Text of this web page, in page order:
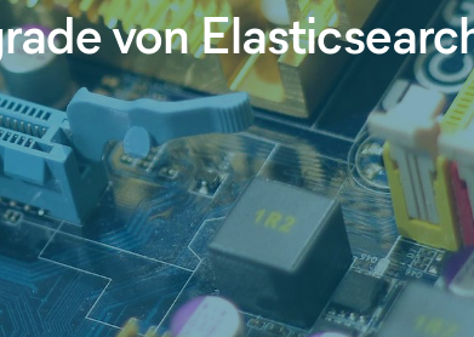
von